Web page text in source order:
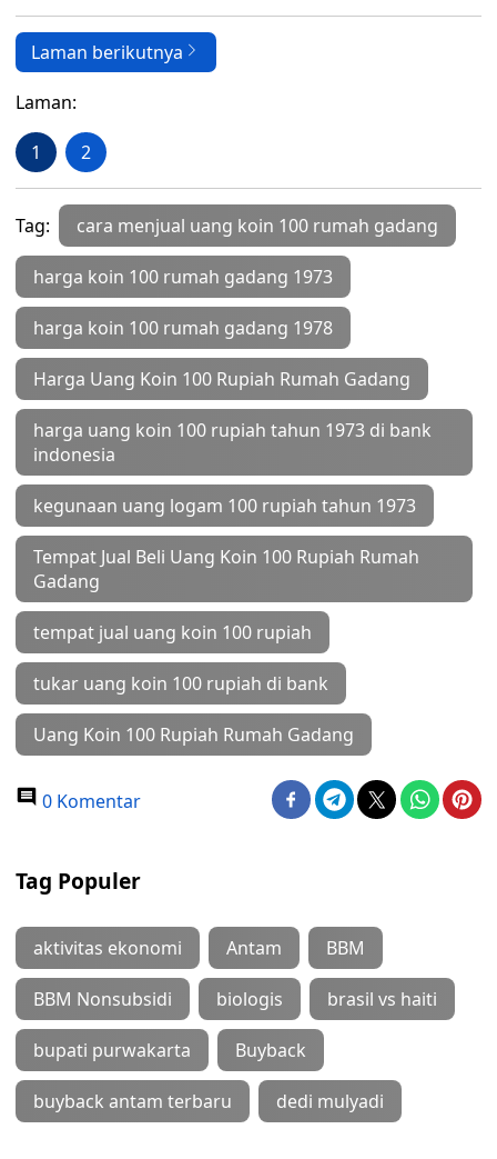
Laman berikutnya
Laman:
1 2
Tag: cara menjual uang koin 100 rumah gadang
harga koin 100 rumah gadang 1973
harga koin 100 rumah gadang 1978
Harga Uang Koin 100 Rupiah Rumah Gadang
harga uang koin 100 rupiah tahun 1973 di bank
indonesia
kegunaan uang logam 100 rupiah tahun 1973
Tempat Jual Beli Uang Koin 100 Rupiah Rumah
Gadang
tempat jual uang koin 100 rupiah
tukar uang koin 100 rupiah di bank
Uang Koin 100 Rupiah Rumah Gadang
0 Komentar
Tag Populer
aktivitas ekonomi Antam BBM
BBM Nonsubsidi biologis brasil vs haiti
bupati purwakarta Buyback
buyback antam terbaru dedi mulyadi